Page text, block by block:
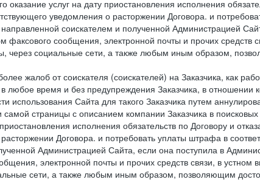
услуг на дату приостановления исполнения
уведомления о расторжении Договора. и
соискателем и полученной Администрацией
сообщения, электронной почты и прочих средств
социальные сети, а также любым иным образом,
жалоб от соискателя (соискателей) на Заказчика, как
время и без предупреждения Заказчика, в отношении
использования Сайта для такого Заказчика путем
страницы с описанием компании Заказчика в
исполнения обязательств по Договору и
Договора. и потребовать уплаты штрафа в
Администрацией Сайта, если она поступила в
электронной почты и прочих средств связи, в устном
сети, а также любым иным образом, позволяющим